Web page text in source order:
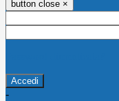
button close ×
-